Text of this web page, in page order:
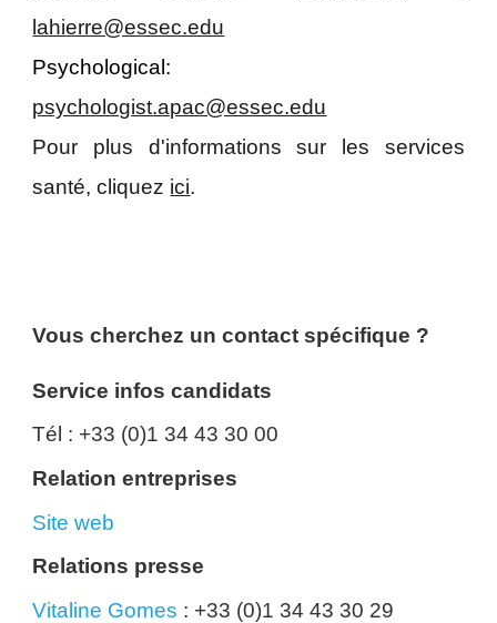
lahierre@essec.edu
Psychological:
psychologist.apac@essec.edu
Pour plus d'informations sur les services
santé, cliquez ici.
Vous cherchez un contact spécifique ?
Service infos candidats
Tél : +33 (0)1 34 43 30 00
Relation entreprises
Site web
Relations presse
Vitaline Gomes : +33 (0)1 34 43 30 29